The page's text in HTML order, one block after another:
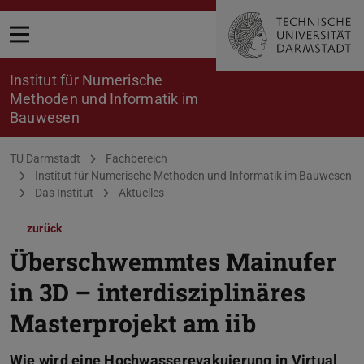
Menü öffnen
Institut für Numerische
Methoden und Informatik im
Bauwesen
Sie befinden sich hier:
TU Darmstadt
Fachbereich
Institut für Numerische Methoden und Informatik im Bauwesen
Das Institut
Aktuelles
zurück
Überschwemmtes Mainufer
in 3D – interdisziplinäres
Masterprojekt am iib
Wie wird eine Hochwasserevakuierung in Virtual